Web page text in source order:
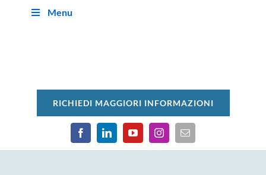
Menu
RICHIEDI MAGGIORI INFORMAZIONI